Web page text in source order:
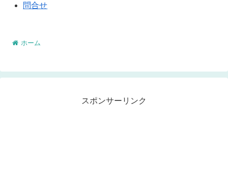
問合せ
ホーム
スポンサーリンク